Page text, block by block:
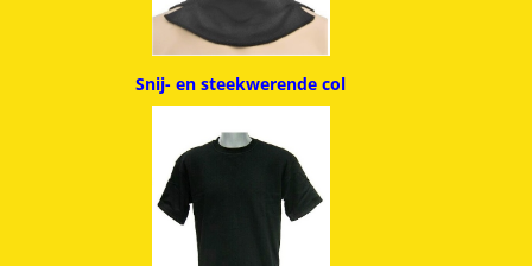
Snij- en steekwerende col